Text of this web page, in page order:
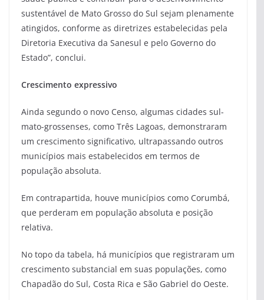
sustentável de Mato Grosso do Sul sejam plenamente
atingidos, conforme as diretrizes estabelecidas pela
Diretoria Executiva da Sanesul e pelo Governo do
Estado”, conclui.
Crescimento expressivo
Ainda segundo o novo Censo, algumas cidades sul-
mato-grossenses, como Três Lagoas, demonstraram
um crescimento significativo, ultrapassando outros
municípios mais estabelecidos em termos de
população absoluta.
Em contrapartida, houve municípios como Corumbá,
que perderam em população absoluta e posição
relativa.
No topo da tabela, há municípios que registraram um
crescimento substancial em suas populações, como
Chapadão do Sul, Costa Rica e São Gabriel do Oeste.